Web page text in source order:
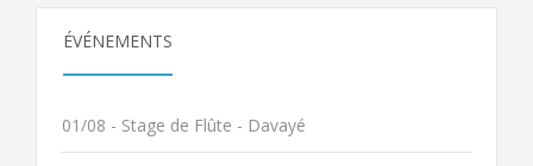
ÉVÉNEMENTS
01/08 - Stage de Flûte - Davayé